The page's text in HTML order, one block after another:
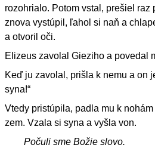
rozohrialo. Potom vstal, prešiel raz
znova vystúpil, ľahol si naň a
a otvoril oči.
Elizeus zavolal Gieziho a povedal
Keď ju zavolal, prišla k nemu a on
syna!“
Vtedy pristúpila, padla mu k
zem. Vzala si syna a vyšla von.
Počuli sme Božie slovo.